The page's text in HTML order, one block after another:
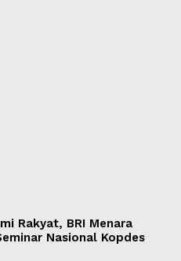
Rakyat, BRI Menara
Nasional Kopdes